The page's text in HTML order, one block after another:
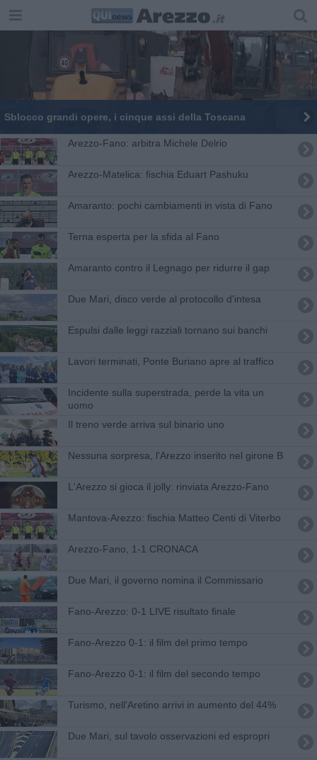
Sblocco grandi opere, i cinque assi della Toscana
Arezzo-Fano: arbitra Michele Delrio
​Arezzo-Matelica: fischia Eduart Pashuku
Amaranto: pochi cambiamenti in vista di Fano
​Terna esperta per la sfida al Fano
Amaranto contro il Legnago per ridurre il gap
Due Mari, disco verde al protocollo d'intesa
Espulsi dalle leggi razziali tornano sui banchi
Lavori terminati, Ponte Buriano apre al traffico
Incidente sulla superstrada, perde la vita un
uomo
Il treno verde arriva sul binario uno
Nessuna sorpresa, l'Arezzo inserito nel girone B
L'Arezzo si gioca il jolly: rinviata Arezzo-Fano
​Mantova-Arezzo: fischia Matteo Centi di Viterbo
Arezzo-Fano, 1-1 CRONACA
Due Mari, il governo nomina il Commissario
Fano-Arezzo: 0-1 LIVE risultato finale
Fano-Arezzo 0-1: il film del primo tempo
Fano-Arezzo 0-1: il film del secondo tempo
Turismo, nell'Aretino arrivi in aumento del 44%
Due Mari, sul tavolo osservazioni ed espropri